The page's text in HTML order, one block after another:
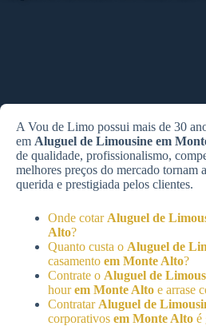
A Vou de Limo possui mais de 30
em Aluguel de Limousine em
de qualidade, profissionalismo,
melhores preços do mercado tornam
querida e prestigiada pelos clientes.
Onde cotar Aluguel de
Alto?
Quanto custa o Aluguel de
casamento em Monte Alto?
Contrate o Aluguel de
hourem Monte Alto e arrase
Contratar Aluguel de
corporativos em Monte Alto é